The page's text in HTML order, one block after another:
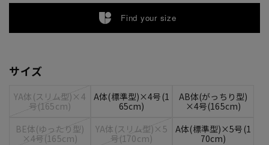
Find your size
サイズ
YA体(スリム型)×4
号(165cm)
A体(標準型)×4号(1
65cm)
AB体(がっちり型)
×4号(165cm)
BE体(ゆったり型)
×4号(165cm)
YA体(スリム型)×5
号(170cm)
A体(標準型)×5号(1
70cm)